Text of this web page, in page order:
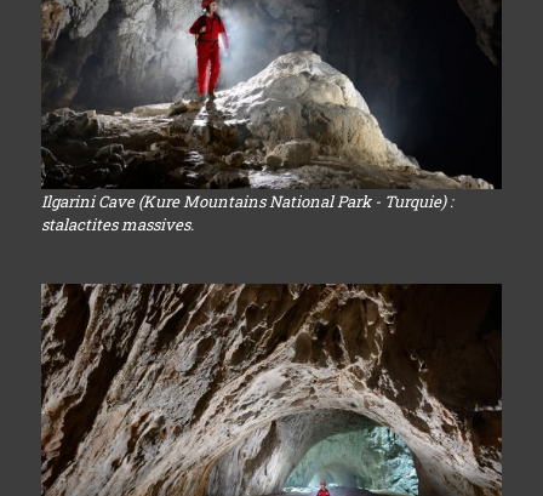
Ilgarini Cave (Kure Mountains National Park - Turquie) :
stalactites massives.